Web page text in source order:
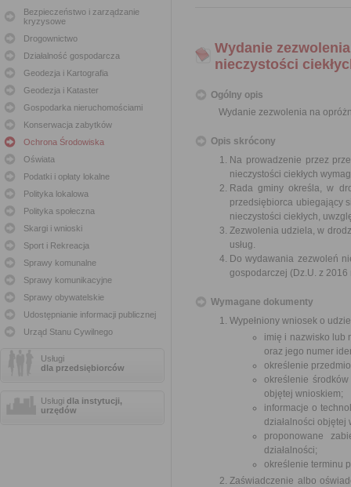
Bezpieczeństwo i zarządzanie
kryzysowe
Drogownictwo
Działalność gospodarcza
Geodezja i Kartografia
Geodezja i Kataster
Gospodarka nieruchomościami
Konserwacja zabytków
Ochrona Środowiska
Oświata
Podatki i opłaty lokalne
Polityka lokalowa
Polityka społeczna
Skargi i wnioski
Sport i Rekreacja
Sprawy komunalne
Sprawy komunikacyjne
Sprawy obywatelskie
Udostępnianie informacji publicznej
Urząd Stanu Cywilnego
Usługi
dla przedsiębiorców
Usługi dla instytucji,
urzędów
Wydanie
nieczystości
Ogólny opis
Wydanie zezwolenia na
Opis skrócony
Na prowadzenie przez
nieczystości ciekłych
Rada gminy określa, w
przedsiębiorca ubiegający
nieczystości ciekłych,
Zezwolenia udziela, w
usług.
Do wydawania zezwoleń
gospodarczej (Dz.U. z
Wymagane dokumenty
Wypełniony wniosek o
imię i nazwisko lub
oraz jego numer
określenie
określenie
objętej wnioskiem;
informacje o
działalności objętej
proponowane
działalności;
określenie terminu
Zaświadczenie albo